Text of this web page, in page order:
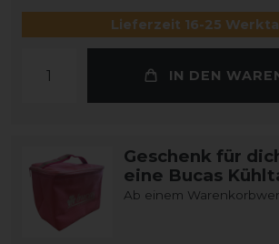
Lieferzeit 16-25
IN DEN
Geschenk für
eine Bucas
Ab einem